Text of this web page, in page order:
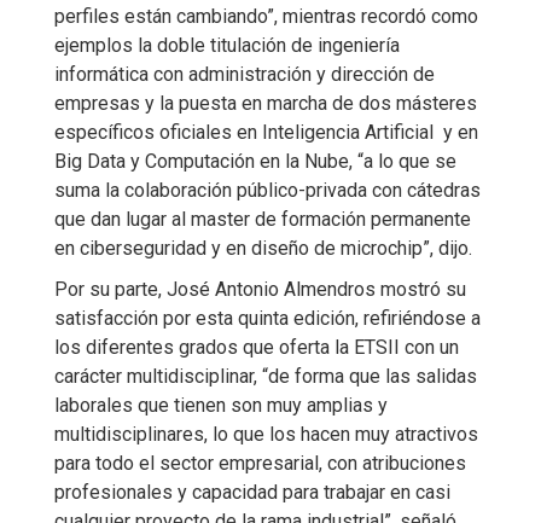
perfiles están cambiando”, mientras recordó como
ejemplos la doble titulación de ingeniería
informática con administración y dirección de
empresas y la puesta en marcha de dos másteres
específicos oficiales en Inteligencia Artificial y en
Big Data y Computación en la Nube, “a lo que se
suma la colaboración público-privada con cátedras
que dan lugar al master de formación permanente
en ciberseguridad y en diseño de microchip”, dijo.
Por su parte, José Antonio Almendros mostró su
satisfacción por esta quinta edición, refiriéndose a
los diferentes grados que oferta la ETSII con un
carácter multidisciplinar, “de forma que las salidas
laborales que tienen son muy amplias y
multidisciplinares, lo que los hacen muy atractivos
para todo el sector empresarial, con atribuciones
profesionales y capacidad para trabajar en casi